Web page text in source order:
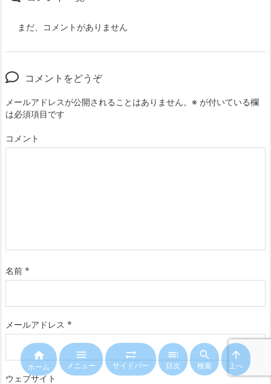
まだ、コメントがありません
コメントをどうぞ
メールアドレスが公開されることはありません。 ※ が付いている欄
は必須項目です
コメント
名前 *
メールアドレス *
ウェブサイト

ホーム

メニュー

サイドバー

目次

検索

上へ